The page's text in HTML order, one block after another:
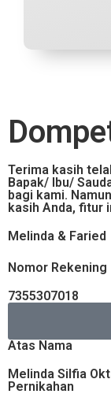
Terima kasih
Bapak/ Ibu/
bagi kami.
kasih Anda, fitur
Melinda & Faried
Nomor Rekening
7355307018
Atas Nama
Melinda Silfia
Pernikahan